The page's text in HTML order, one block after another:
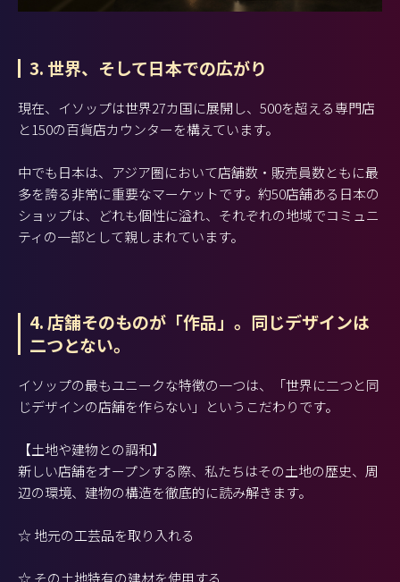
3. 世界、そして日本での広がり
現在、イソップは世界27カ国に展開し、500を超える専門店
と150の百貨店カウンターを構えています。
中でも日本は、アジア圏において店舗数・販売員数ともに最
多を誇る非常に重要なマーケットです。約50店舗ある日本の
ショップは、どれも個性に溢れ、それぞれの地域でコミュニ
ティの一部として親しまれています。
4. 店舗そのものが「作品」。同じデザインは
二つとない。
イソップの最もユニークな特徴の一つは、「世界に二つと同
じデザインの店舗を作らない」というこだわりです。
【土地や建物との調和】
新しい店舗をオープンする際、私たちはその土地の歴史、周
辺の環境、建物の構造を徹底的に読み解きます。
☆ 地元の工芸品を取り入れる
☆ その土地特有の建材を使用する